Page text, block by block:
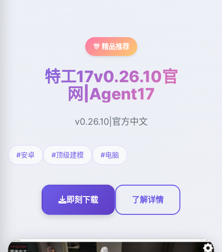
🎊 精品推荐
特工17v0.26.10官
网|Agent17
v0.26.10|官方中文
#安卓 #顶级建模 #电脑
即刻下载 了解详情